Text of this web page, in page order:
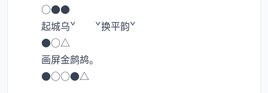
○●●
起城乌ˇ ˇ换平韵ˇ
●○△
画屏金鹧鸪。
●○○●△